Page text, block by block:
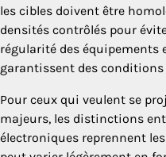
les cibles doivent être
densités contrôlés pour
régularité des équipements
garantissent des
Pour ceux qui veulent se
majeurs, les distinctions
électroniques reprennent